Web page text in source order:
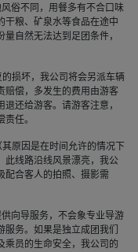
俗不同，用餐多有不合口味
干粮、矿泉水等食品在途中
自然无法达到足团条件，
损坏，我公司将会另派车辆
赔偿，多发生的费用由游客
还给游客。请游客注意，
任。
原因是在时间允许的情况下
此线路沿线风景漂亮，我公
配合客人的拍照、摄影需
向导服务，不会象专业导游
务。如果是独立成团我们
乘员的生命安全，我公司的